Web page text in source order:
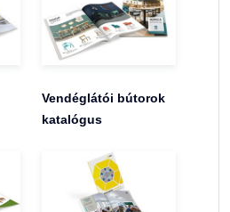
Vendéglátói bútorok
katalógus